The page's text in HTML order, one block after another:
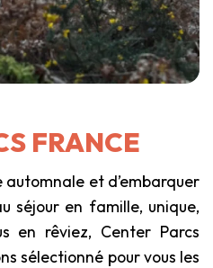
FRANCE
et d’embarquer
séjour en famille, unique,
en rêviez, Center Parcs
sélectionné pour vous les